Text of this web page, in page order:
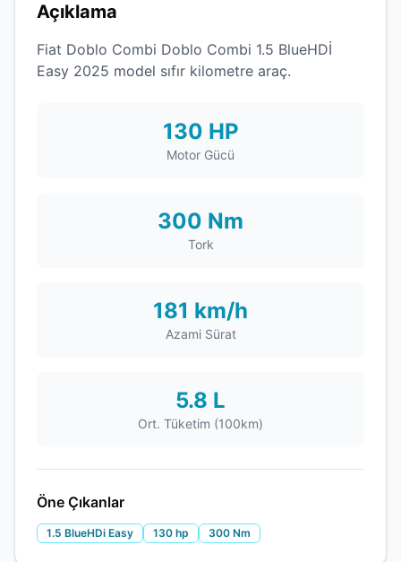
Açıklama
Fiat Doblo Combi Doblo Combi 1.5 BlueHDİ
Easy 2025 model sıfır kilometre araç.
130 HP
Motor Gücü
300 Nm
Tork
181 km/h
Azami Sürat
5.8 L
Ort. Tüketim (100km)
Öne Çıkanlar
1.5 BlueHDi Easy 130 hp 300 Nm